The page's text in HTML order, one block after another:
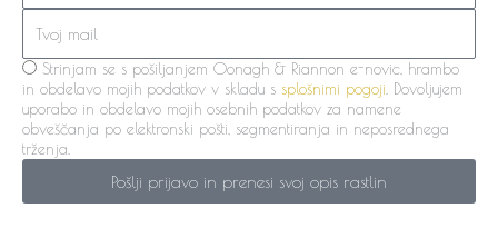
Email
PogojiStrinjam se s pošiljanjem Oonagh & Riannon e-novic, hrambo
in obdelavo mojih podatkov v skladu s splošnimi pogoji . Dovoljujem
uporabo in obdelavo mojih osebnih podatkov za namene
obveščanja po elektronski pošti, segmentiranja in neposrednega
trženja.
Pošlji prijavo in prenesi svoj opis rastlin